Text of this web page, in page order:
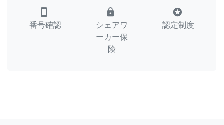
smartphone
番号確認
lock
シェアワ
ーカー保
険
stars
認定制度